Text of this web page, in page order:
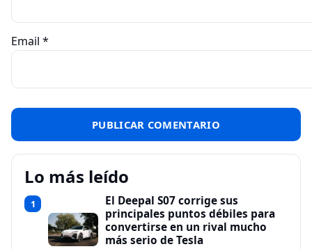
Email *
Lo más leído
1
El Deepal S07 corrige sus
principales puntos débiles para
convertirse en un rival mucho
más serio de Tesla